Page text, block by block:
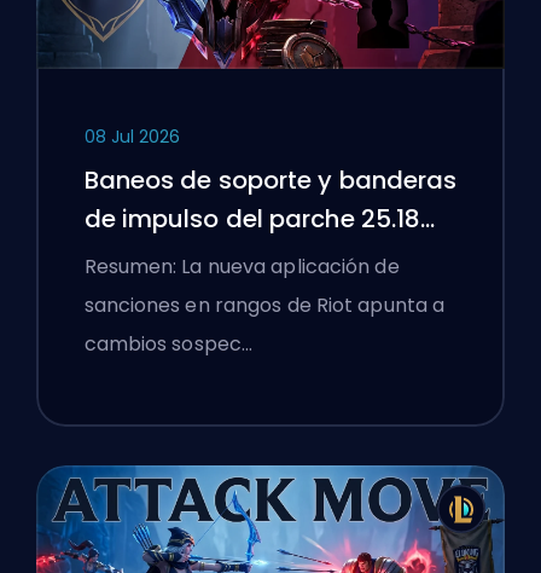
08 Jul 2026
Baneos de soporte y banderas
de impulso del parche 25.18
de League of Legends
Resumen: La nueva aplicación de
sanciones en rangos de Riot apunta a
cambios sospec…